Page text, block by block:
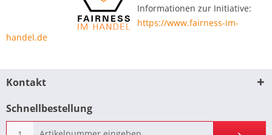
Informationen zur Initiative:
https://www.fairness-im-
handel.de
Kontakt
Schnellbestellung